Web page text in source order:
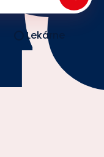
Lekárne